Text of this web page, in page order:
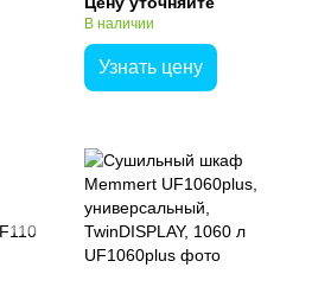
В наличии
Узнать цену